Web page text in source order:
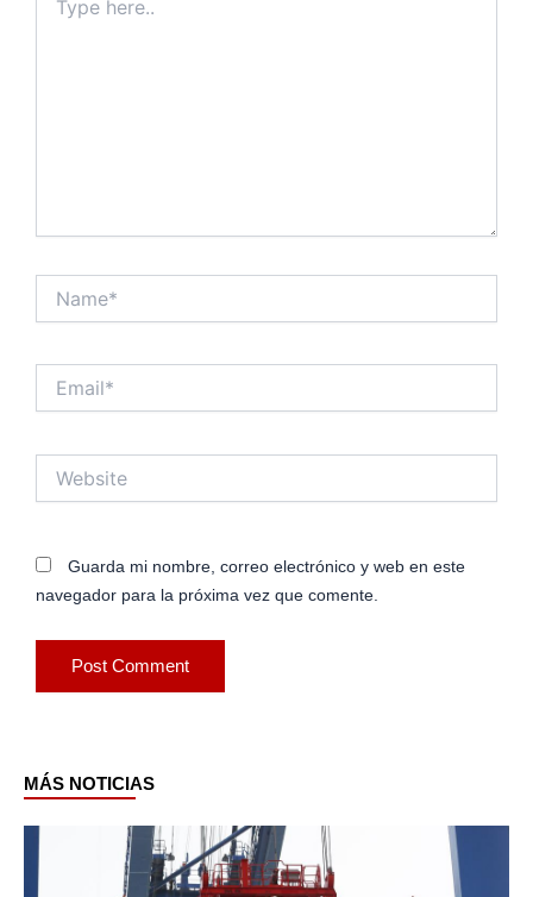
here..
Guarda mi nombre, correo electrónico y web en este
navegador para la próxima vez que comente.
MÁS NOTICIAS
Page Page PagePage